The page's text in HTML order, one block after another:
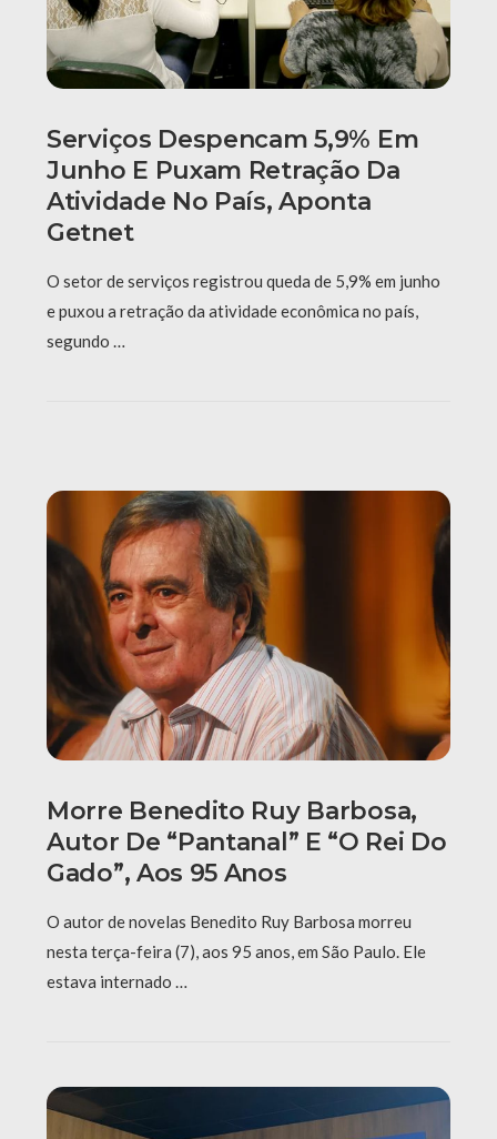
Serviços Despencam 5,9% Em
Junho E Puxam Retração Da
Atividade No País, Aponta
Getnet
O setor de serviços registrou queda de 5,9% em junho
e puxou a retração da atividade econômica no país,
segundo …
Morre Benedito Ruy Barbosa,
Autor De “Pantanal” E “O Rei Do
Gado”, Aos 95 Anos
O autor de novelas Benedito Ruy Barbosa morreu
nesta terça-feira (7), aos 95 anos, em São Paulo. Ele
estava internado …